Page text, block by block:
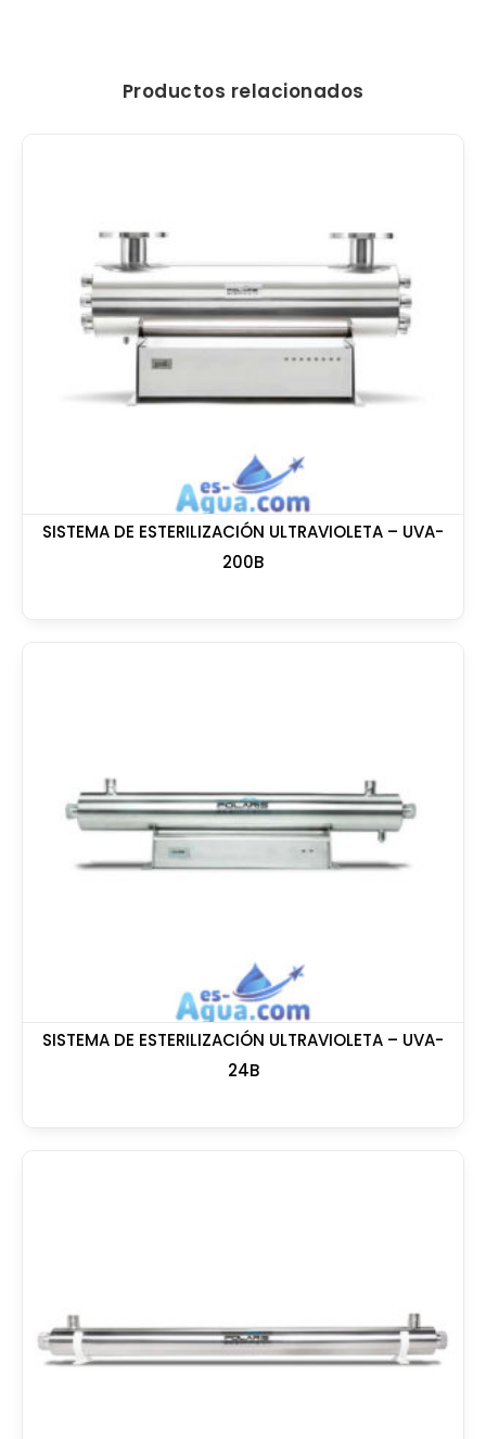
Productos relacionados
SISTEMA DE ESTERILIZACIÓN ULTRAVIOLETA – UVA-
200B
SISTEMA DE ESTERILIZACIÓN ULTRAVIOLETA – UVA-
24B